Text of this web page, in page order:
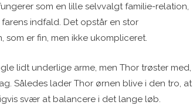
som en lille selvvalgt familie-relation,
indfald. Det opstår en stor
er fin, men ikke ukompliceret.
lidt underlige arme, men Thor trøster med,
Således lader Thor ørnen blive i den tro, at
svær at balancere i det lange løb.